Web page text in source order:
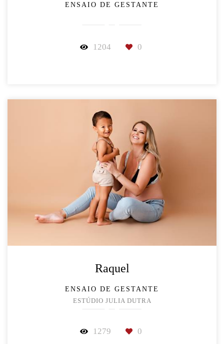
ENSAIO DE GESTANTE
1204 0
Raquel
ENSAIO DE GESTANTE
ESTÚDIO JULIA DUTRA
1279 0